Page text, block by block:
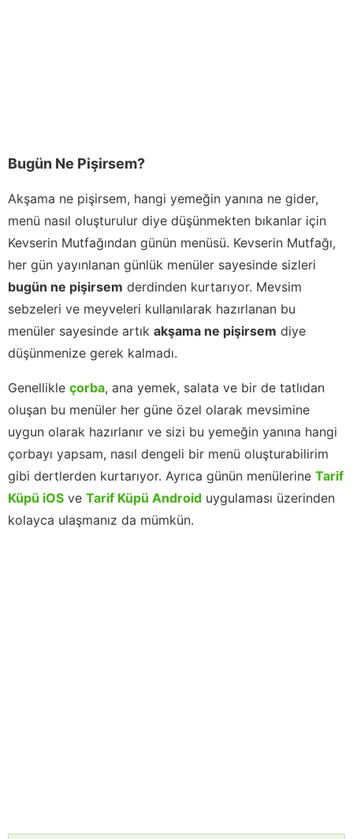
Bugün Ne Pişirsem?
Akşama ne pişirsem, hangi yemeğin yanına ne gider,
menü nasıl oluşturulur diye düşünmekten bıkanlar için
Kevserin Mutfağından günün menüsü. Kevserin Mutfağı,
her gün yayınlanan günlük menüler sayesinde sizleri
bugün ne pişirsem derdinden kurtarıyor. Mevsim
sebzeleri ve meyveleri kullanılarak hazırlanan bu
menüler sayesinde artık akşama ne pişirsem diye
düşünmenize gerek kalmadı.
Genellikle çorba, ana yemek, salata ve bir de tatlıdan
oluşan bu menüler her güne özel olarak mevsimine
uygun olarak hazırlanır ve sizi bu yemeğin yanına hangi
çorbayı yapsam, nasıl dengeli bir menü oluşturabilirim
gibi dertlerden kurtarıyor. Ayrıca günün menülerine Tarif
Küpü iOS ve Tarif Küpü Android uygulaması üzerinden
kolayca ulaşmanız da mümkün.